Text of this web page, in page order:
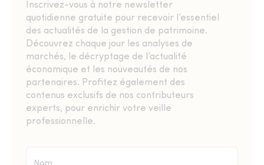
Inscrivez-vous à notre newsletter
quotidienne gratuite pour recevoir l’essentiel
des actualités de la gestion de patrimoine.
Découvrez chaque jour les analyses de
marchés, le décryptage de l’actualité
économique et les nouveautés de nos
partenaires. Profitez également des
contenus exclusifs de nos contributeurs
experts, pour enrichir votre veille
professionnelle.